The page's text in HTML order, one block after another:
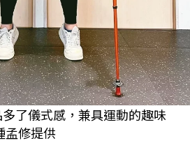
了儀式感，兼具運動的趣味
孟修提供